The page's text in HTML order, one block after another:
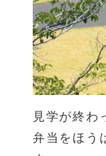
見学が終わ
弁当をほう